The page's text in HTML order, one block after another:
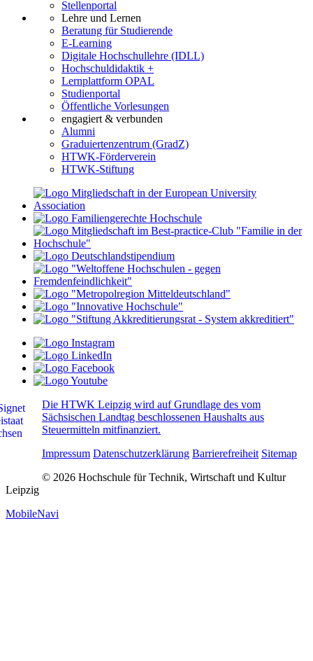
Stellenportal
Lehre und Lernen
Beratung für Studierende
E-Learning
Digitale Hochschullehre (IDLL)
Hochschuldidaktik +
Lernplattform OPAL
Studienportal
Öffentliche Vorlesungen
engagiert & verbunden
Alumni
Graduiertenzentrum (GradZ)
HTWK-Förderverein
HTWK-Stiftung
Die HTWK Leipzig wird auf Grundlage des vom
Sächsischen Landtag beschlossenen Haushalts aus
Steuermitteln mitfinanziert.
Impressum Datenschutzerklärung Barrierefreiheit Sitemap
© 2026 Hochschule für Technik, Wirtschaft und Kultur
Leipzig
MobileNavi